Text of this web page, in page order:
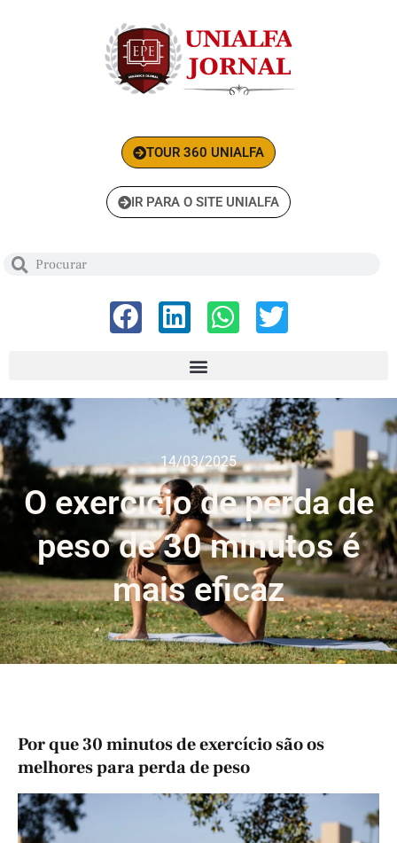
TOUR 360 UNIALFA
IR PARA O SITE UNIALFA
14/03/2025
O exercício de perda de
peso de 30 minutos é
mais eficaz
Por que 30 minutos de exercício são os
melhores para perda de peso